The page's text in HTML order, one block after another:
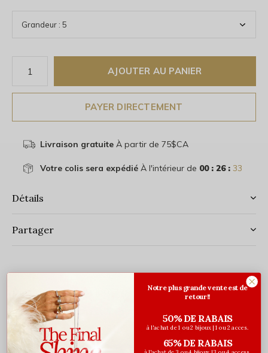
AJOUTER AU PANIER
PAYER DIRECTEMENT
Livraison gratuiteÀ partir de 75$CA
Votre colis sera expédiéÀ l'intérieur de 00 : 26 : 32
Détails
Partager
Description complète
Petits zircons scintillants
Acier inoxydable 316L (acier chirurgical)
Hypoallergénique
Notre plus grande vente est de
retour!!
50% DE RABAIS
à l'achat de 1 ou 2 bijoux | 1 ou 2 acces.
65% DE RABAIS